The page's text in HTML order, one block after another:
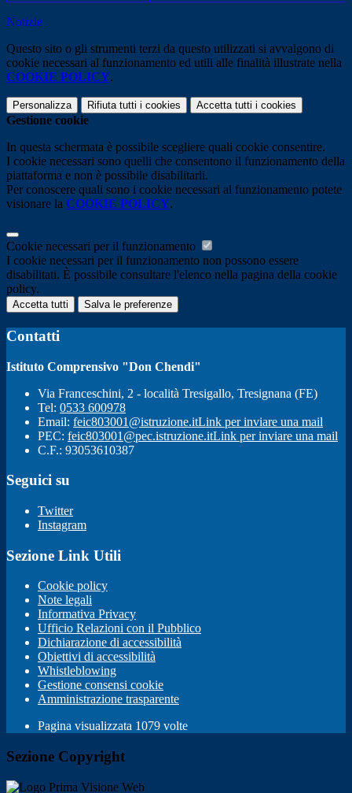
Notizie
Questo sito o gli strumenti terzi da questo utilizzati si avvalgono di
cookie necessari al funzionamento ed utili alle finalità illustrate nella
COOKIE POLICY.
Personalizza Rifiuta tutti i cookies Accetta tutti i cookies
Gestione cookie
In questa schermata è possibile scegliere quali cookie consentire.
I cookie necessari sono quelli che consentono il funzionamento della
piattaforma e non è possibile disabilitarli.
Per conoscere quali sono i cookie necessari al funzionamento potete
visionare la COOKIE POLICY.
Cookie necessari per il funzionamento
I cookie necessari per il funzionamento non possono essere
disabilitati. È possibile consultare l'elenco nella pagina della cookie
policy.
Accetta tutti Salva le preferenze
Contatti
Istituto Comprensivo "Don Chendi"
Via Franceschini, 2 - località Tresigallo, Tresignana (FE)
Tel: 0533 600978
Email: feic803001@istruzione.itLink per inviare una mail
PEC: feic803001@pec.istruzione.itLink per inviare una mail
C.F.: 93053610387
Seguici su
Twitter
Instagram
Sezione Link Utili
Cookie policy
Note legali
Informativa Privacy
Ufficio Relazioni con il Pubblico
Dichiarazione di accessibilità
Obiettivi di accessibilità
Whistleblowing
Gestione consensi cookie
Amministrazione trasparente
Pagina visualizzata 1079 volte
Sezione Copyright